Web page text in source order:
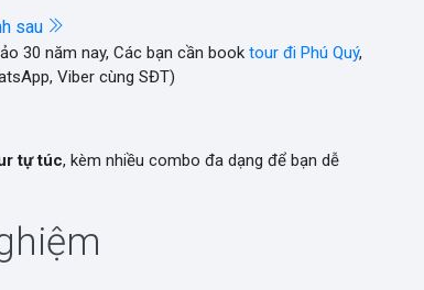
sau
30 năm nay, Các bạn cần book tour đi Phú Quý,
Viber cùng SĐT)
tự túc, kèm nhiều combo đa dạng để bạn dễ